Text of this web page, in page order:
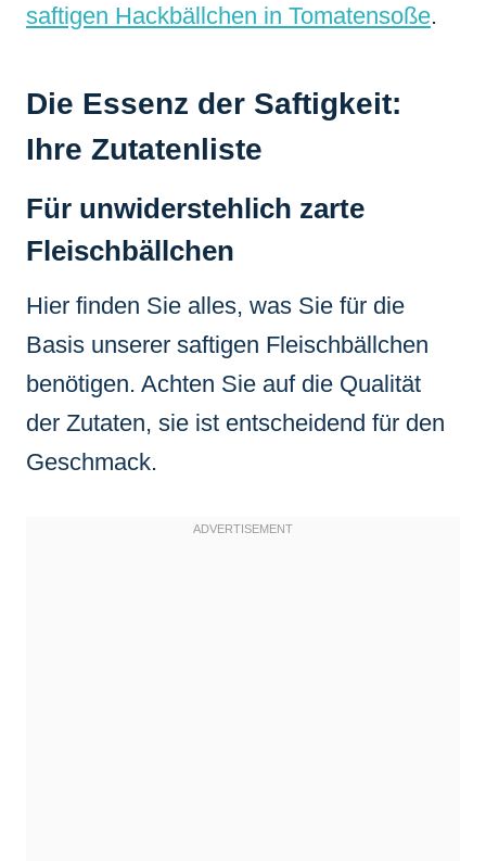
saftigen Hackbällchen in Tomatensoße.
Die Essenz der Saftigkeit:
Ihre Zutatenliste
Für unwiderstehlich zarte
Fleischbällchen
Hier finden Sie alles, was Sie für die
Basis unserer saftigen Fleischbällchen
benötigen. Achten Sie auf die Qualität
der Zutaten, sie ist entscheidend für den
Geschmack.